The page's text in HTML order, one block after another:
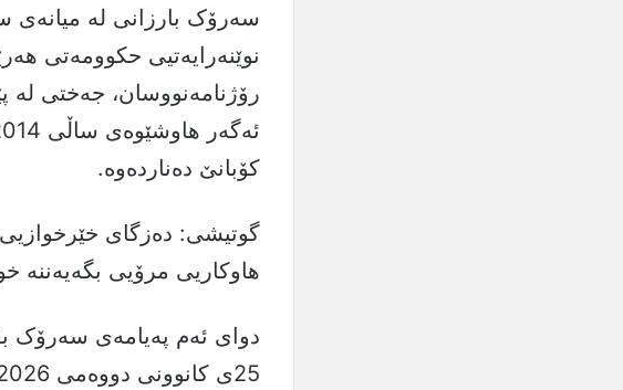
سەرۆک بارزانی لە میانەی
نوێنەرایەتیی حکوومەتی
رۆژنامەنووسان، جەختی لە
کۆبانێ دەناردەوە.
گوتیشی: دەزگای خێرخوازیی
هاوکاریی مرۆیی بگەیەننە
دوای ئەم پەیامەی سەرۆک